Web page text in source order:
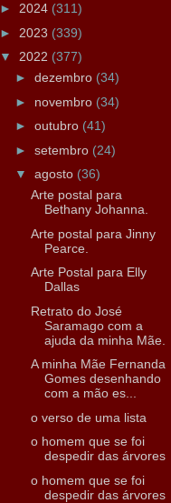
► 2024 (311)
► 2023 (339)
▼ 2022 (377)
► dezembro (34)
► novembro (34)
► outubro (41)
► setembro (24)
▼ agosto (36)
Arte postal para
Bethany Johanna.
Arte postal para Jinny
Pearce.
Arte Postal para Elly
Dallas
Retrato do José
Saramago com a
ajuda da minha Mãe.
A minha Mãe Fernanda
Gomes desenhando
com a mão es...
o verso de uma lista
o homem que se foi
despedir das árvores
o homem que se foi
despedir das árvores